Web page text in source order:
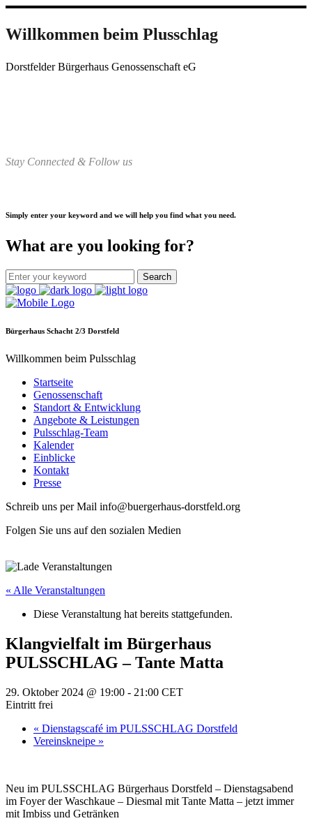
Willkommen beim Plusschlag
Dorstfelder Bürgerhaus Genossenschaft eG
Stay Connected & Follow us
Simply enter your keyword and we will help you find what you need.
What are you looking for?
Bürgerhaus Schacht 2/3 Dorstfeld
Willkommen beim Pulsschlag
Startseite
Genossenschaft
Standort & Entwicklung
Angebote & Leistungen
Pulsschlag-Team
Kalender
Einblicke
Kontakt
Presse
Schreib uns per Mail info@buergerhaus-dorstfeld.org
Folgen Sie uns auf den sozialen Medien
« Alle Veranstaltungen
Diese Veranstaltung hat bereits stattgefunden.
Klangvielfalt im Bürgerhaus
PULSSCHLAG – Tante Matta
29. Oktober 2024 @ 19:00 - 21:00 CET
Eintritt frei
« Dienstagscafé im PULSSCHLAG Dorstfeld
Vereinskneipe »
Neu im PULSSCHLAG Bürgerhaus Dorstfeld – Dienstagsabend
im Foyer der Waschkaue – Diesmal mit Tante Matta – jetzt immer
mit Imbiss und Getränken